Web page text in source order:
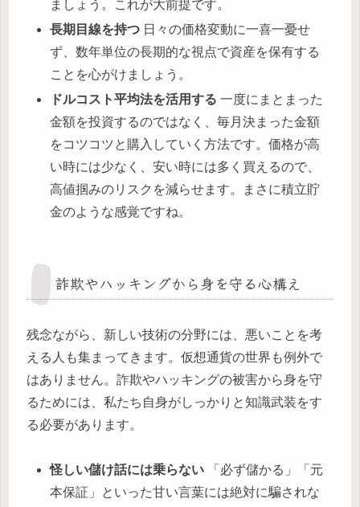
ましょう。これが大前提です。
長期目線を持つ 日々の価格変動に一喜一憂せ
ず、数年単位の長期的な視点で資産を保有する
ことを心がけましょう。
ドルコスト平均法を活用する 一度にまとまった
金額を投資するのではなく、毎月決まった金額
をコツコツと購入していく方法です。価格が高
い時には少なく、安い時には多く買えるので、
高値掴みのリスクを減らせます。まさに積立貯
金のような感覚ですね。
詐欺やハッキングから身を守る心構え
残念ながら、新しい技術の分野には、悪いことを考
える人も集まってきます。仮想通貨の世界も例外で
はありません。詐欺やハッキングの被害から身を守
るためには、私たち自身がしっかりと知識武装をす
る必要があります。
怪しい儲け話には乗らない 「必ず儲かる」「元
本保証」といった甘い言葉には絶対に騙されな